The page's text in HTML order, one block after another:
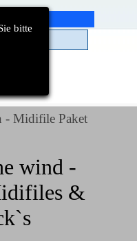
bitte
überspringen
- Midifile Paket
wind -
&